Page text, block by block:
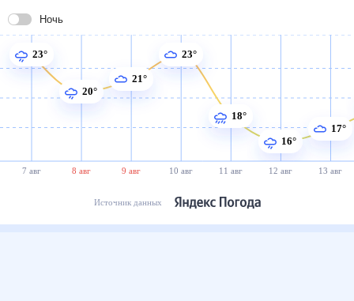
Ночь
7 авг 8 авг 9 авг 10 авг 11 авг 12 авг 13 авг
23°
20°
21°
23°
18°
16°
17°
Источник данных